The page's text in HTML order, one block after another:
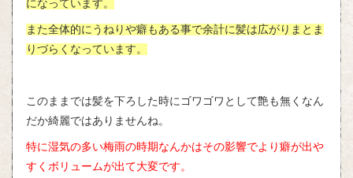
になっています。
また全体的にうねりや癖もある事で余計に髪は広がりまとま
りづらくなっています。
このままでは髪を下ろした時にゴワゴワとして艶も無くなん
だか綺麗ではありませんね。
特に湿気の多い梅雨の時期なんかはその影響でより癖が出や
すくボリュームが出て大変です。